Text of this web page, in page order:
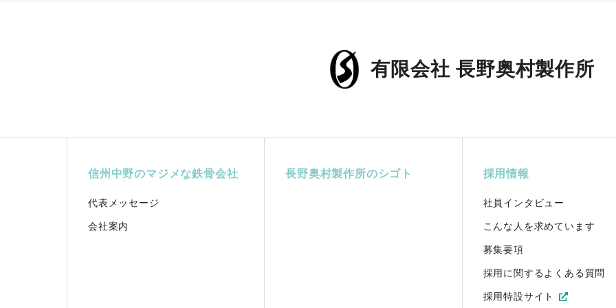
有限会社 長野奥村製作所
信州中野のマジメな鉄骨会社
代表メッセージ
会社案内
長野奥村製作所のシゴト 採用情報
社員インタビュー
こんな人を求めています
募集要項
採用に関するよくある質問
採用特設サイト